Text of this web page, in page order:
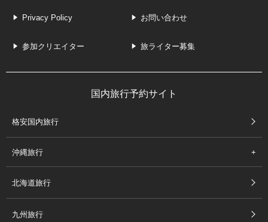
Privacy Policy お問い合わせ
参加クリエイター 旅ライター募集
国内旅行予約サイト
格安国内旅行
沖縄旅行
北海道旅行
九州旅行